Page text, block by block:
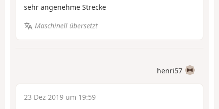
sehr angenehme Strecke
Maschinell übersetzt
henri57
23 Dez 2019 um 19:59